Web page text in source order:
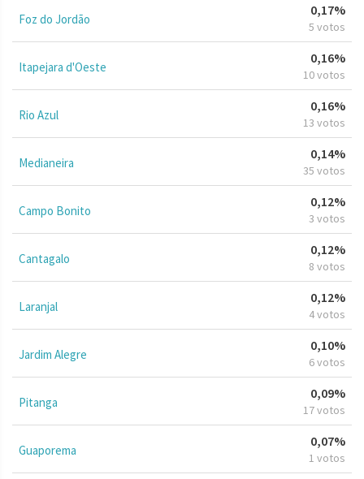
Foz do Jordão
0,17%
5 votos
Itapejara d'Oeste
0,16%
10 votos
Rio Azul
0,16%
13 votos
Medianeira
0,14%
35 votos
Campo Bonito
0,12%
3 votos
Cantagalo
0,12%
8 votos
Laranjal
0,12%
4 votos
Jardim Alegre
0,10%
6 votos
Pitanga
0,09%
17 votos
Guaporema
0,07%
1 votos